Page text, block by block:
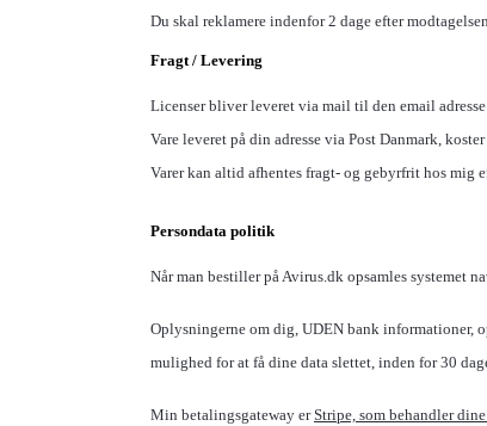
Du skal reklamere indenfor 2 dage efter
Fragt / Levering
Licenser bliver leveret via mail til den email
Vare leveret på din adresse via Post Danmark,
Varer kan altid afhentes fragt- og gebyrfrit hos mig
Persondata politik
Når man bestiller på Avirus.dk opsamles systemet
Oplysningerne om dig, UDEN bank informationer,
mulighed for at få dine data slettet, inden for 30
Min betalingsgateway erStripe, som behandler